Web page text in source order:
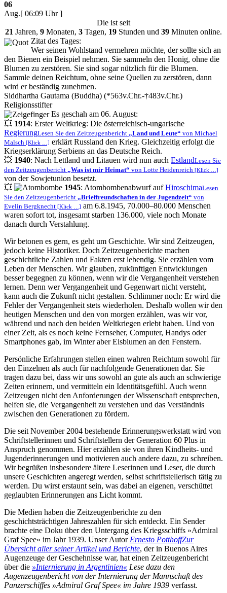
06
Aug.[ 06:09 Uhr ]
Die ist seit
21 Jahren, 9 Monaten, 3 Tagen, 19 Stunden und 39 Minuten online.
Zitat des Tages:
Wer seinen Wohlstand vermehren möchte, der sollte sich an
den Bienen ein Beispiel nehmen. Sie sammeln den Honig, ohne die
Blumen zu zerstören. Sie sind sogar nützlich für die Blumen.
Sammle deinen Reichtum, ohne seine Quellen zu zerstören, dann
wird er beständig zunehmen.
Siddhartha Gautama (Buddha) (*563v.Chr.-†483v.Chr.)
Religionsstifter
Es geschah am 06. August:
💥 1914: Erster Weltkrieg: Die österreichisch-ungarische
RegierungLesen Sie den Zeitzeugenbericht Land und Leute
von Michael
Malsch [Klick …] erklärt Russland den Krieg. Gleichzeitig erfolgt die
Kriegserklärung Serbiens an das Deutsche Reich.
💥 1940: Nach Lettland und Litauen wird nun auch EstlandLesen Sie
den Zeitzeugenbericht
Was ist mir Heimat von Lotte Heidenreich [Klick …]
von der Sowjetunion besetzt.
💥
1945: Atombombenabwurf aufHiroschimaLesen
Sie den Zeitzeugenbericht
Brieffreundschaften in der Jugendzeit
von
Evelin Bergknecht [Klick …] am 6.8.1945, 70.000–80.000 Menschen
waren sofort tot, insgesamt starben 136.000, viele noch Monate
danach durch Verstahlung.
Wir betonen es gern, es geht um Geschichte. Wir sind Zeitzeugen,
jedoch keine Historiker. Doch Zeitzeugenberichte machen
geschichtliche Zahlen und Fakten erst lebendig. Sie erzählen vom
Leben der Menschen. Wir glauben, zukünftigen Entwicklungen
besser begegnen zu können, wenn wir die Vergangenheit verstehen
lernen. Denn wer Vergangenheit und Gegenwart nicht versteht,
kann auch die Zukunft nicht gestalten. Schlimmer noch: Er wird die
Fehler der Vergangenheit stets wiederholen. Deshalb wollen wir den
heutigen Menschen und den von morgen erzählen, was wir vor,
während und nach den beiden Weltkriegen erlebt haben. Und von
einer Zeit, als es noch keine Fernseher, Computer, Handys oder
Smartphones gab, im Winter aber Eisblumen an den Fenstern.
Persönliche Erfahrungen stellen einen wahren Reichtum sowohl für
den Einzelnen als auch für nachfolgende Generationen dar. Sie
tragen dazu bei, dass wir uns sowohl an gute als auch an schwierige
Zeiten erinnern, und vermitteln ein Identitätsgefühl. Auch wenn
Zeitzeugen nicht den Anforderungen der Wissenschaft entsprechen,
helfen sie, die Vergangenheit zu verstehen und das Verständnis
zwischen den Generationen zu fördern.
Die seit November 2004 bestehende Erinnerungswerkstatt wird von
Schriftstellerinnen und Schriftstellern der Generation 60 Plus in
Anspruch genommen. Hier erzählen sie von ihren Kindheits- und
Jugenderinnerungen und motivieren auch andere dazu, zu schreiben.
Wir begrüßen insbesondere ältere Leserinnen und Leser, die durch
unsere Geschichten angeregt werden, selbst schriftstellerisch tätig zu
werden. Du wirst erstaunt sein, was dabei an eigenen, verschüttet
geglaubten Erinnerungen ans Licht kommt.
Die Medien haben die Zeitzeugenberichte zu den
geschichtsträchtigen Jahreszahlen für sich entdeckt. Ein Sender
brachte eine Doku über den Untergang des Kriegsschiffs »Admiral
Graf Spee« im Jahr 1939. Unser Autor Ernesto PotthoffZur
Übersicht aller seiner Artikel und Berichte, der in Buenos Aires
Augenzeuge der Geschehnisse war, hat einen Zeitzeugenbericht
über die »Internierung in Argentinien« Lese dazu den
Augenzeugenbericht von der Internierung der Mannschaft des
Panzerschiffes »Admiral Graf Spee« im Jahre 1939 verfasst.